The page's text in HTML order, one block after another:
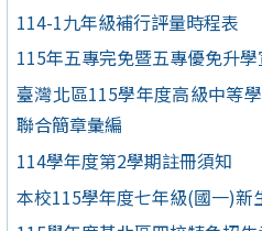
114-1九年級補行評量時程表
115年五專完免暨五專優免升
臺灣北區115學年度高級中等
聯合簡章彙編
114學年度第2學期註冊須知
本校115學年度七年級(國一)新